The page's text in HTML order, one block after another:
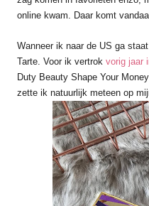
online kwam. Daar komt
Wanneer ik naar de US ga
Tarte. Voor ik vertrok vorig jaar
Duty Beauty Shape Your
zette ik natuurlijk meteen op